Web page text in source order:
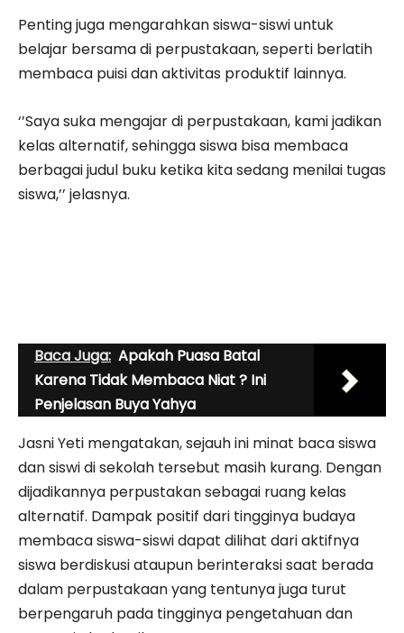
Penting juga mengarahkan siswa-siswi untuk
belajar bersama di perpustakaan, seperti berlatih
membaca puisi dan aktivitas produktif lainnya.
‘’Saya suka mengajar di perpustakaan, kami jadikan
kelas alternatif, sehingga siswa bisa membaca
berbagai judul buku ketika kita sedang menilai tugas
siswa,’’ jelasnya.
Baca Juga: Apakah Puasa Batal
Karena Tidak Membaca Niat ? Ini
Penjelasan Buya Yahya
Jasni Yeti mengatakan, sejauh ini minat baca siswa
dan siswi di sekolah tersebut masih kurang. Dengan
dijadikannya perpustakan sebagai ruang kelas
alternatif. Dampak positif dari tingginya budaya
membaca siswa-siswi dapat dilihat dari aktifnya
siswa berdiskusi ataupun berinteraksi saat berada
dalam perpustakaan yang tentunya juga turut
berpengaruh pada tingginya pengetahuan dan